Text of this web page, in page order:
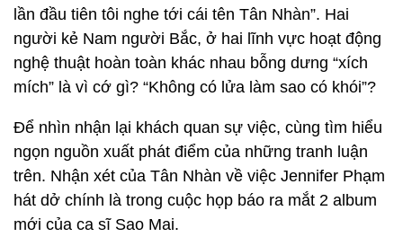
lần đầu tiên tôi nghe tới cái tên Tân Nhàn”. Hai
người kẻ Nam người Bắc, ở hai lĩnh vực hoạt động
nghệ thuật hoàn toàn khác nhau bỗng dưng “xích
mích” là vì cớ gì? “Không có lửa làm sao có khói”?
Để nhìn nhận lại khách quan sự việc, cùng tìm hiểu
ngọn nguồn xuất phát điểm của những tranh luận
trên. Nhận xét của Tân Nhàn về việc Jennifer Phạm
hát dở chính là trong cuộc họp báo ra mắt 2 album
mới của ca sĩ Sao Mai.